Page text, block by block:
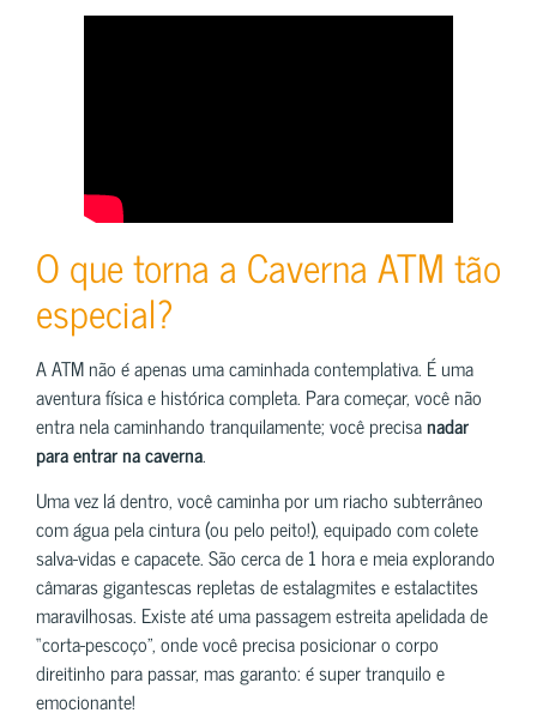
O que torna a Caverna ATM tão
especial?
A ATM não é apenas uma caminhada contemplativa. É uma
aventura física e histórica completa. Para começar, você não
entra nela caminhando tranquilamente; você precisanadar
para entrar na caverna.
Uma vez lá dentro, você caminha por um riacho subterrâneo
com água pela cintura (ou pelo peito!), equipado com colete
salva-vidas e capacete. São cerca de 1 hora e meia explorando
câmaras gigantescas repletas de estalagmites e estalactites
maravilhosas. Existe até uma passagem estreita apelidada de
“corta-pescoço”, onde você precisa posicionar o corpo
direitinho para passar, mas garanto: é super tranquilo e
emocionante!